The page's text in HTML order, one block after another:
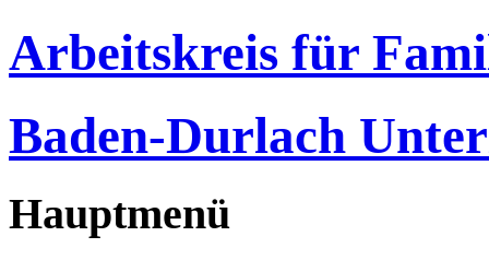
Arbeitskreis für
Baden-Durlach
Hauptmenü